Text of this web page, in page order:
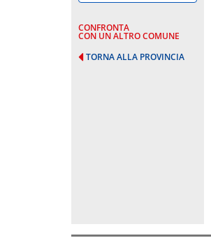
CONFRONTA
CON UN ALTRO COMUNE
TORNA ALLA PROVINCIA